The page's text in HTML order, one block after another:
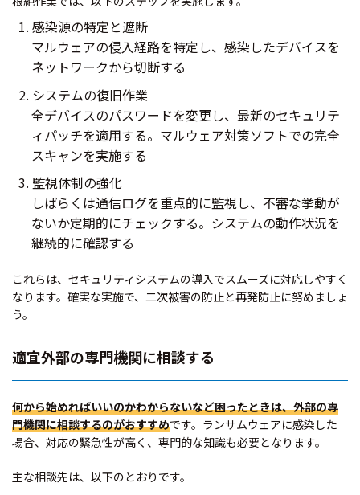
感染源の特定と遮断
マルウェアの侵入経路を特定し、感染したデバイスを
ネットワークから切断する
システムの復旧作業
全デバイスのパスワードを変更し、最新のセキュリテ
ィパッチを適用する。マルウェア対策ソフトでの完全
スキャンを実施する
監視体制の強化
しばらくは通信ログを重点的に監視し、不審な挙動が
ないか定期的にチェックする。システムの動作状況を
継続的に確認する
これらは、セキュリティシステムの導入でスムーズに対応しやすく
なります。確実な実施で、二次被害の防止と再発防止に努めましょ
う。
適宜外部の専門機関に相談する
何から始めればいいのかわからないなど困ったときは、外部の専
門機関に相談するのがおすすめです。ランサムウェアに感染した
場合、対応の緊急性が高く、専門的な知識も必要となります。
主な相談先は、以下のとおりです。